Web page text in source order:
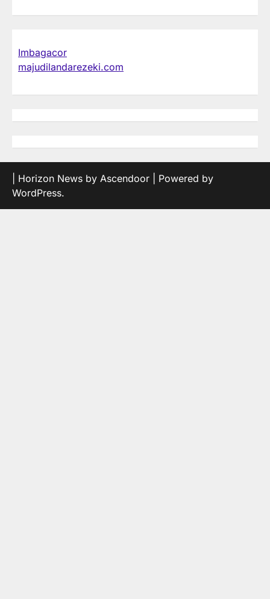
Imbagacor
majudilandarezeki.com
| Horizon News by Ascendoor | Powered by
WordPress.